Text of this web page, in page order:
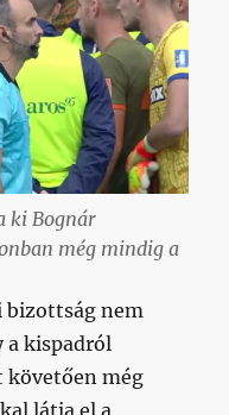
ki Bognár
még mindig a
bizottság nem
kispadról
még